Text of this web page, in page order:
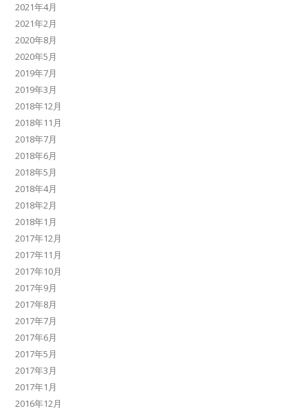
2021年4月
2021年2月
2020年8月
2020年5月
2019年7月
2019年3月
2018年12月
2018年11月
2018年7月
2018年6月
2018年5月
2018年4月
2018年2月
2018年1月
2017年12月
2017年11月
2017年10月
2017年9月
2017年8月
2017年7月
2017年6月
2017年5月
2017年3月
2017年1月
2016年12月